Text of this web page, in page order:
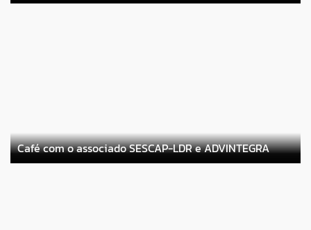
Café com o associado SESCAP-LDR e ADVINTEGRA